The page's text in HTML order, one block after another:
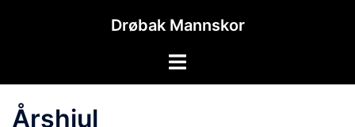
Drøbak Mannskor
Toggle
Årshjul